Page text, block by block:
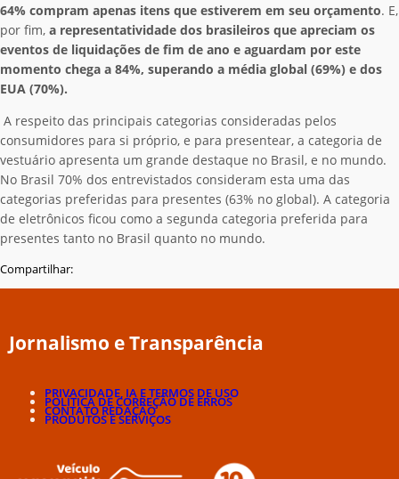
64% compram apenas itens que estiverem em seu orçamento. E,
por fim, a representatividade dos brasileiros que apreciam os
eventos de liquidações de fim de ano e aguardam por este
momento chega a 84%, superando a média global (69%) e dos
EUA (70%).
A respeito das principais categorias consideradas pelos
consumidores para si próprio, e para presentear, a categoria de
vestuário apresenta um grande destaque no Brasil, e no mundo.
No Brasil 70% dos entrevistados consideram esta uma das
categorias preferidas para presentes (63% no global). A categoria
de eletrônicos ficou como a segunda categoria preferida para
presentes tanto no Brasil quanto no mundo.
Compartilhar:
Jornalismo e Transparência
PRIVACIDADE, IA E TERMOS DE USO
POLÍTICA DE CORREÇÃO DE ERROS
CONTATO REDAÇÃO
PRODUTOS E SERVIÇOS